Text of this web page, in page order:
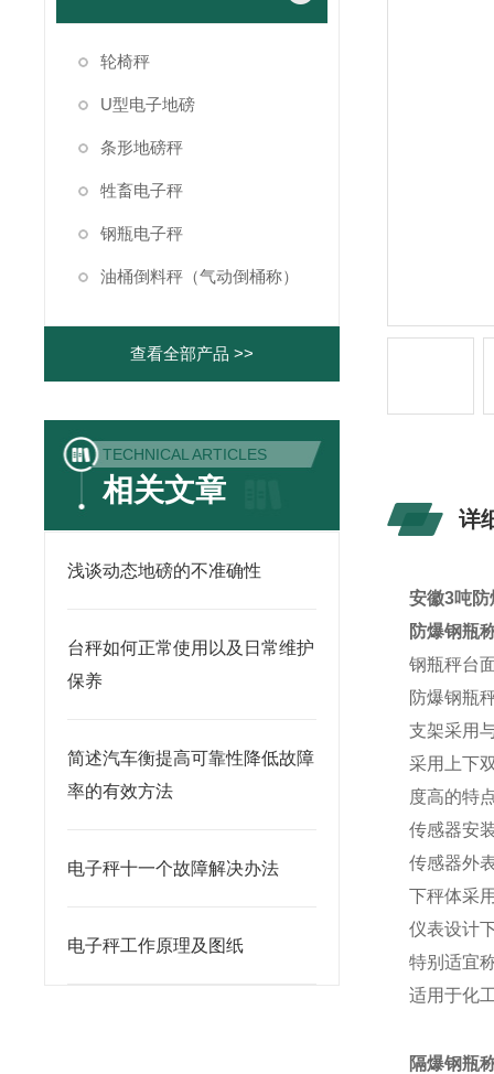
轮椅秤
U型电子地磅
条形地磅秤
牲畜电子秤
钢瓶电子秤
油桶倒料秤（气动倒桶称）
查看全部产品 >>
TECHNICAL ARTICLES
相关文章
浅谈动态地磅的不准确性
台秤如何正常使用以及日常维护
保养
简述汽车衡提高可靠性降低故障
率的有效方法
电子秤十一个故障解决办法
电子秤工作原理及图纸
详
安徽3吨
防爆钢瓶
钢瓶秤台
防爆钢瓶
支架采用
采用上下
度高的特
传感器安
传感器外
下秤体采
仪表设计
特别适宜
适用于化
隔爆钢瓶